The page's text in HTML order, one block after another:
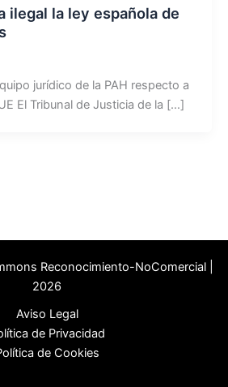
ilegal la ley española de
jurídico de la PAH respecto a
El Tribunal de Justicia de la […]
Reconocimiento-NoComercial |
2026
Aviso Legal
de Privacidad
de Cookies